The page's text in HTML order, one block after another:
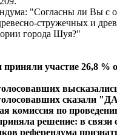
"Согласны ли Вы с
стружечных и
города Шуя?"
приняли участие 26,8 %
сказали
комиссия по
решение: в связи
референдума